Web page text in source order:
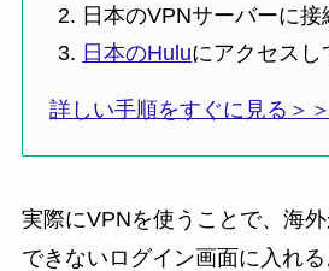
日本のVPNサーバーに接
日本のHuluにアクセスし
詳しい手順をすぐに見る＞＞
実際にVPNを使うことで、海
できないログイン画面に入れる